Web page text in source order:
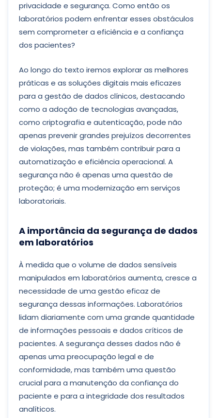
privacidade e segurança. Como então os
laboratórios podem enfrentar esses obstáculos
sem comprometer a eficiência e a confiança
dos pacientes?
Ao longo do texto iremos explorar as melhores
práticas e as soluções digitais mais eficazes
para a gestão de dados clínicos, destacando
como a adoção de tecnologias avançadas,
como criptografia e autenticação, pode não
apenas prevenir grandes prejuízos decorrentes
de violações, mas também contribuir para a
automatização e eficiência operacional. A
segurança não é apenas uma questão de
proteção; é uma modernização em serviços
laboratoriais.
A importância da segurança de dados
em laboratórios
À medida que o volume de dados sensíveis
manipulados em laboratórios aumenta, cresce a
necessidade de uma gestão eficaz de
segurança dessas informações. Laboratórios
lidam diariamente com uma grande quantidade
de informações pessoais e dados críticos de
pacientes. A segurança desses dados não é
apenas uma preocupação legal e de
conformidade, mas também uma questão
crucial para a manutenção da confiança do
paciente e para a integridade dos resultados
analíticos.